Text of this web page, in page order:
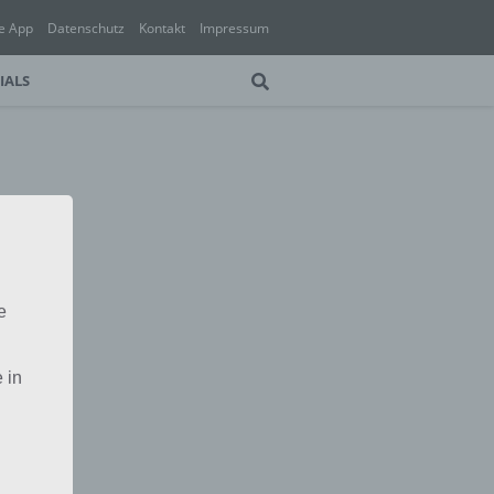
App Datenschutz Kontakt Impressum
in